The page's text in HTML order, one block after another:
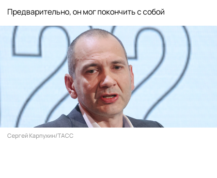
Предварительно, он мог покончить с собой
Сергей Карпухин/ТАСС